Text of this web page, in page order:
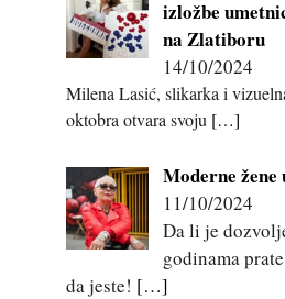
izložbe
na Zlatiboru
14/10/2024
Milena Lasić, slikarka i
oktobra otvara svoju […]
Moderne žene
11/10/2024
Da li je
godinama
da jeste! […]